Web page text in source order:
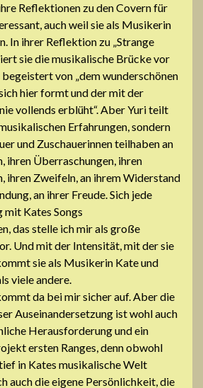
Reflektionen zu den Covern für
auch weil sie als Musikerin
In ihrer Reflektion zu „Strange
sie die musikalische Brücke vor
von „dem wunderschönen
hier formt und der mit der
vollends erblüht“. Aber Yuri teilt
Erfahrungen, sondern
und Zuschauerinnen teilhaben an
ihren Überraschungen, ihren
ihren Zweifeln, an ihrem Widerstand
an ihrer Freude. Sich jede
mit Kates Songs
das stelle ich mir als große
Und mit der Intensität, mit der sie
sie als Musikerin Kate und
viele andere.
da bei mir sicher auf. Aber die
Auseinandersetzung ist wohl auch
Herausforderung und ein
ersten Ranges, denn obwohl
in Kates musikalische Welt
auch die eigene Persönlichkeit, die